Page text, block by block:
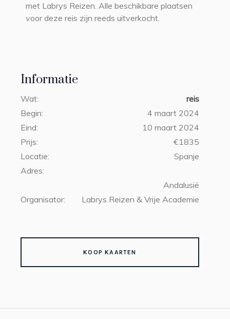
Informatie
Wat:
reis
Begin:
4 maart 2024
Eind:
10 maart 2024
Prijs:
€1835
Locatie:
Spanje
Adres:
Andalusië
Organisator:
Labrys Reizen & Vrije Academie
KOOP KAARTEN
met Labrys Reizen. Alle beschikbare plaatsen
voor deze reis zijn reeds uitverkocht.